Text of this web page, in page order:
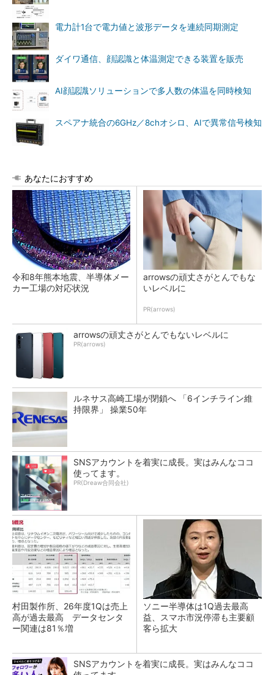
電力計1台で電力値と波形データを連続同期測定
ダイワ通信、顔認識と体温測定できる装置を販売
AI顔認識ソリューションで多人数の体温を同時検知
スペアナ統合の6GHz／8chオシロ、AIで異常信号検知
あなたにおすすめ
令和8年熊本地震、半導体メー
カー工場の対応状況
arrowsの頑丈さがとんでもな
いレベルに
PR(arrows)
arrowsの頑丈さがとんでもないレベルに
PR(arrows)
ルネサス高崎工場が閉鎖へ 「6インチライン維
持限界」 操業50年
SNSアカウントを着実に成長。実はみんなココ
使ってます。
PR(Dreaw合同会社)
村田製作所、26年度1Qは売上
高が過去最高 データセンタ
ー関連は81％増
ソニー半導体は1Q過去最高
益、スマホ市況停滞も主要顧
客ら拡大
SNSアカウントを着実に成長。実はみんなココ